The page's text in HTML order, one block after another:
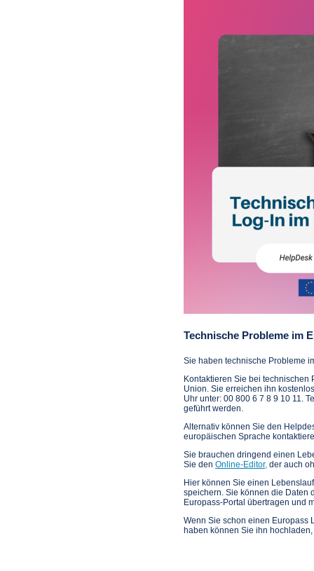
Technische Probleme im
Sie haben technische Probleme
Kontaktieren Sie bei
Union. Sie erreichen ihn
Uhr unter: 00 800 6 7 8 9 10 11.
geführt werden.
Alternativ können Sie den
europäischen Sprache
Sie brauchen dringend einen
Sie den Online-Editor, der auch
Hier können Sie einen
speichern. Sie können die Daten
Europass-Portal übertragen und
Wenn Sie schon einen Europass
haben können Sie ihn